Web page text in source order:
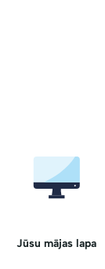
Jūsu mājas lapa